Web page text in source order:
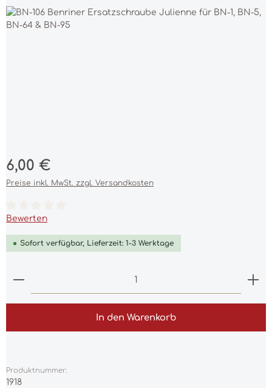
Bildergalerie überspringen
Regulärer Preis:
6,00 €
Preise inkl. MwSt. zzgl. Versandkosten
Durchschnittliche Bewertung von 0 von 5 Sternen
Bewerten
Sofort verfügbar, Lieferzeit: 1-3 Werktage
Produkt Anzahl: Gib den gewünschten Wert
In den Warenkorb
Produktnummer:
1918